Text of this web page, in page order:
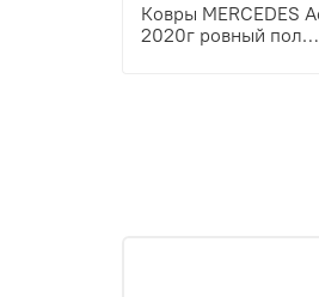
Ковры MERCEDES
2020г ровный пол